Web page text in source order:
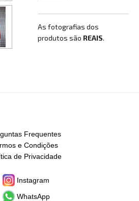
As fotografias dos
produtos são REAIS.
Frequentes
e Condições
de Privacidade
Instagram
WhatsApp